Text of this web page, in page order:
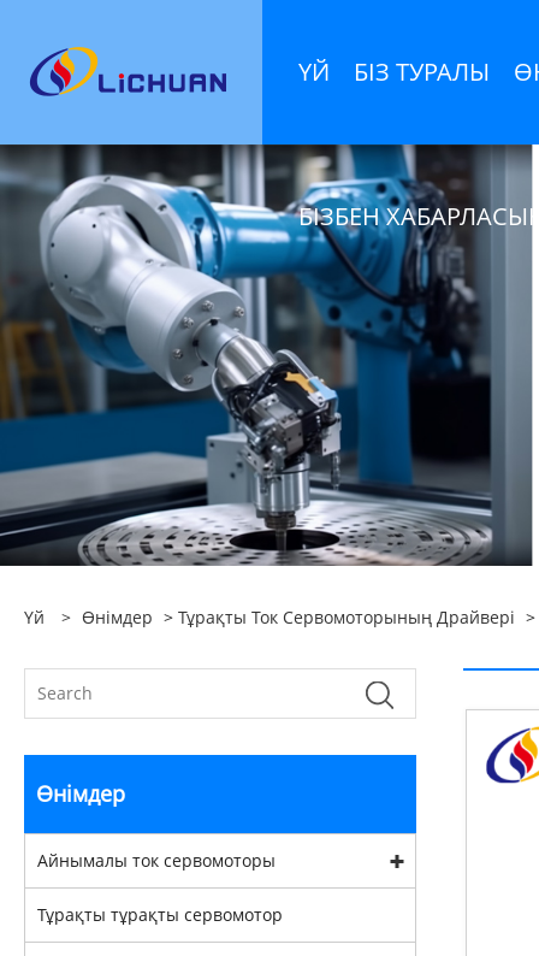
ҮЙ БІЗ ТУРАЛЫ
БІЗБЕН
Үй > Өнімдер > Тұрақты Ток Сервомоторының Драйвері
Өнімдер
Айнымалы ток сервомоторы
Тұрақты тұрақты сервомотор